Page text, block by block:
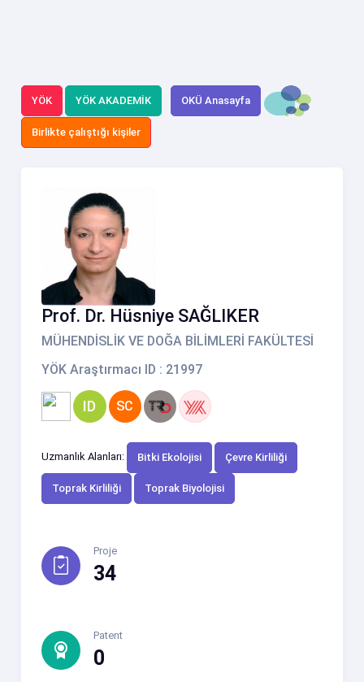
YÖK YÖK AKADEMİK OKÜ Anasayfa
Birlikte çalıştığı kişiler
Prof. Dr. Hüsniye SAĞLIKER
MÜHENDİSLİK VE DOĞA BİLİMLERİ FAKÜLTESİ
YÖK Araştırmacı ID : 21997
ID SC
Uzmanlık Alanları: Bitki Ekolojisi Çevre Kirliliği
Toprak Kirliliği Toprak Biyolojisi
Proje
34
Patent
0